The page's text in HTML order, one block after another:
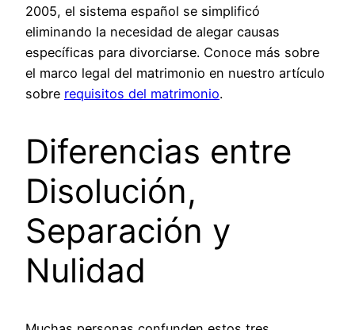
2005, el sistema español se simplificó
eliminando la necesidad de alegar causas
específicas para divorciarse. Conoce más sobre
el marco legal del matrimonio en nuestro artículo
sobre requisitos del matrimonio.
Diferencias entre
Disolución,
Separación y
Nulidad